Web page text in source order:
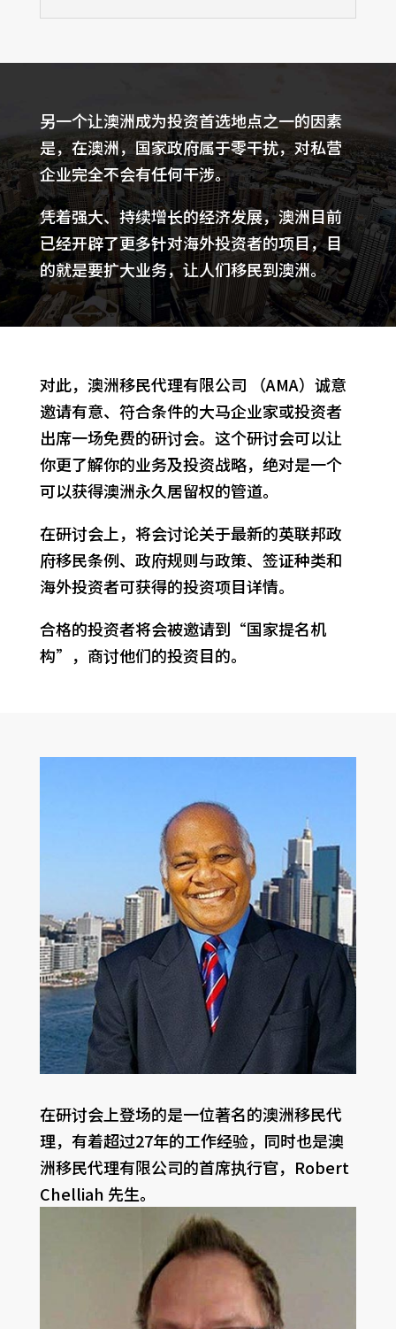
另一个让澳洲成为投资首选地点之一的因素
是，在澳洲，国家政府属于零干扰，对私营
企业完全不会有任何干涉。
凭着强大、持续增长的经济发展，澳洲目前
已经开辟了更多针对海外投资者的项目，目
的就是要扩大业务，让人们移民到澳洲。
对此，澳洲移民代理有限公司 （AMA）诚意
邀请有意、符合条件的大马企业家或投资者
出席一场免费的研讨会。这个研讨会可以让
你更了解你的业务及投资战略，绝对是一个
可以获得澳洲永久居留权的管道。
在研讨会上，将会讨论关于最新的英联邦政
府移民条例、政府规则与政策、签证种类和
海外投资者可获得的投资项目详情。
合格的投资者将会被邀请到“国家提名机
构”，商讨他们的投资目的。
在研讨会上登场的是一位著名的澳洲移民代
理，有着超过27年的工作经验，同时也是澳
洲移民代理有限公司的首席执行官，Robert
Chelliah 先生。